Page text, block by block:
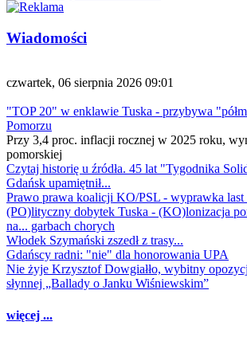
Wiadomości
czwartek, 06 sierpnia 2026 09:01
"TOP 20" w enklawie Tuska - przybywa
Pomorzu
Przy 3,4 proc. inflacji rocznej w 2025 roku,
pomorskiej
Czytaj historię u źródła. 45 lat "Tygodnika
Gdańsk upamiętnił...
Prawo prawa koalicji KO/PSL - wyprawka last
(PO)lityczny dobytek Tuska - (KO)lonizacja
na... garbach chorych
Włodek Szymański zszedł z trasy...
Gdańscy radni: "nie" dla honorowania UPA
Nie żyje Krzysztof Dowgiałło, wybitny
słynnej „Ballady o Janku Wiśniewskim”
więcej ...